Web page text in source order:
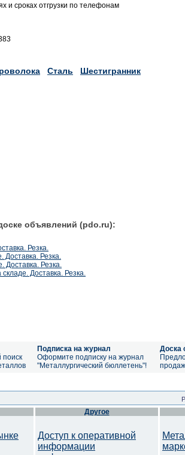
и сроках отгрузки по телефонам
Сталь Шестигранник
объявлений (pdo.ru):
Резка.
Доставка. Резка.
Доставка. Резка.
Доставка. Резка.
поиск
Подписка на журнал
Оформите подписку на журнал
"Металлургический бюллетень"!
Доска
Другое
Доступ к оперативной
информации